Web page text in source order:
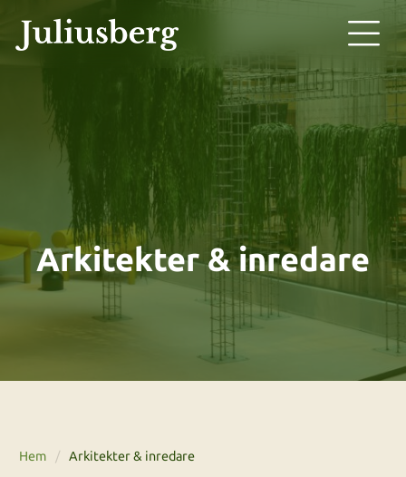
Arkitekter & inredare
Hem / Arkitekter & inredare